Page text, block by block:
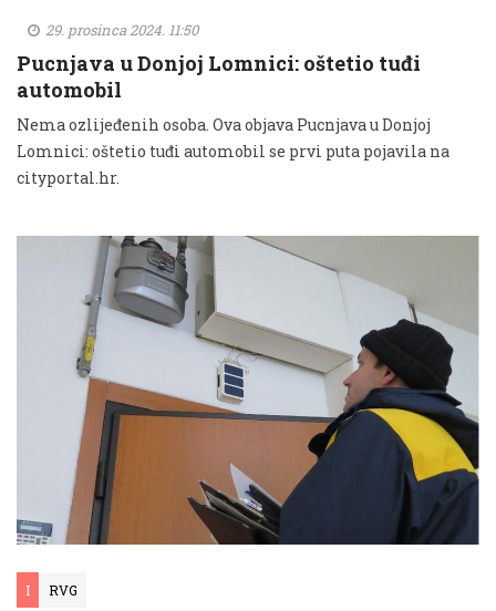
29. prosinca 2024. 11:50
Pucnjava u Donjoj Lomnici: oštetio tuđi
automobil
Nema ozlijeđenih osoba. Ova objava Pucnjava u Donjoj
Lomnici: oštetio tuđi automobil se prvi puta pojavila na
cityportal.hr.
I RVG